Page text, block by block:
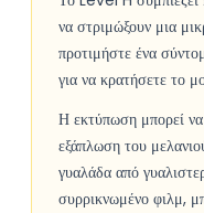
να στριμώξουν μια
προτιμήστε ένα
για να κρατήσετε το
Η εκτύπωση μπορεί
εξάπλωση του
γυαλάδα από
συρρικνωμένο φιλμ,